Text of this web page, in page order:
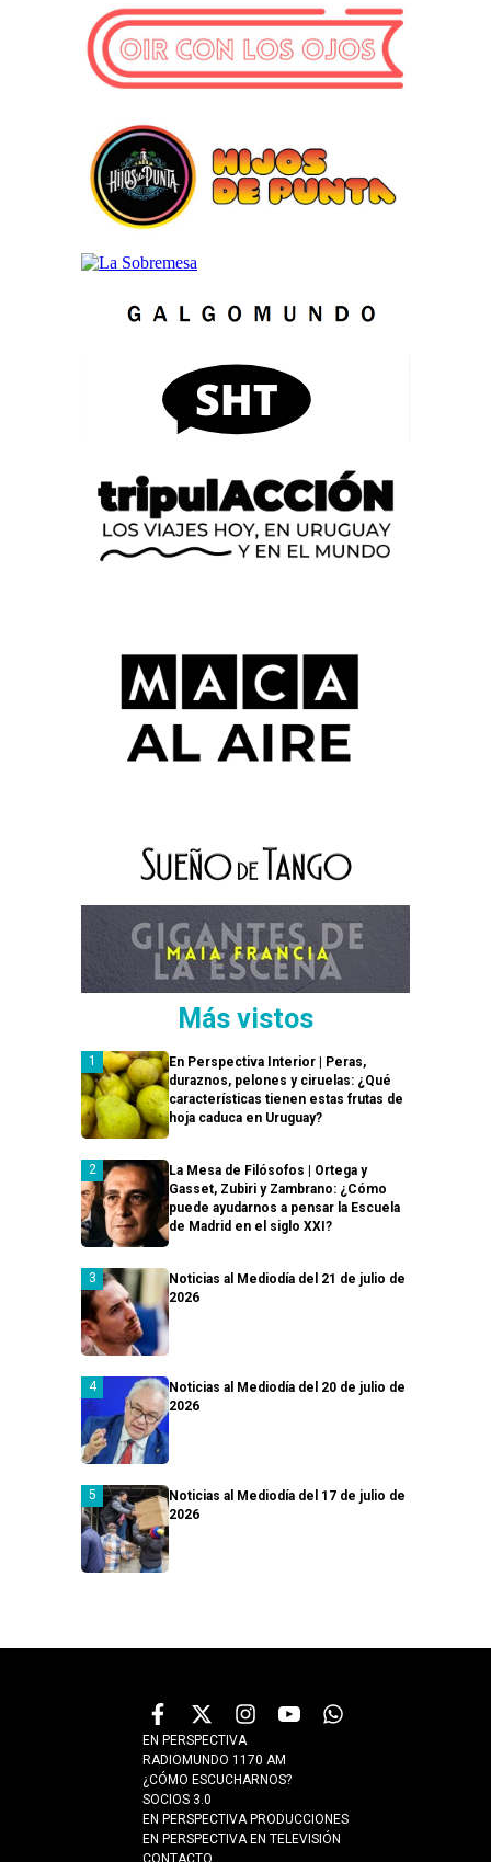
Más vistos
En Perspectiva Interior | Peras,
duraznos, pelones y ciruelas: ¿Qué
características tienen estas frutas de
hoja caduca en Uruguay?
La Mesa de Filósofos | Ortega y
Gasset, Zubiri y Zambrano: ¿Cómo
puede ayudarnos a pensar la Escuela
de Madrid en el siglo XXI?
Noticias al Mediodía del 21 de julio de
2026
Noticias al Mediodía del 20 de julio de
2026
Noticias al Mediodía del 17 de julio de
2026
EN PERSPECTIVA
RADIOMUNDO 1170 AM
¿CÓMO ESCUCHARNOS?
SOCIOS 3.0
EN PERSPECTIVA PRODUCCIONES
EN PERSPECTIVA EN TELEVISIÓN
CONTACTO